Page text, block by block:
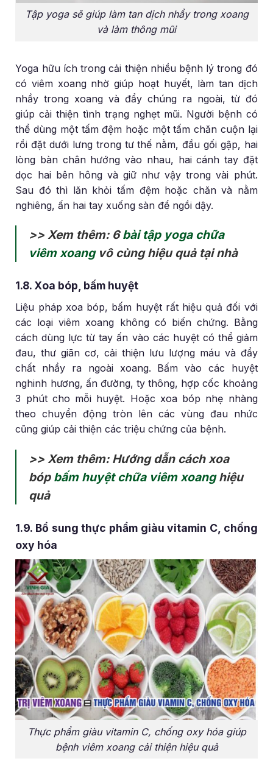
Tập yoga sẽ giúp làm tan dịch nhầy trong xoang
và làm thông mũi
Yoga hữu ích trong cải thiện nhiều bệnh lý trong đó
có viêm xoang nhờ giúp hoạt huyết, làm tan dịch
nhầy trong xoang và đẩy chúng ra ngoài, từ đó
giúp cải thiện tình trạng nghẹt mũi. Người bệnh có
thể dùng một tấm đệm hoặc một tấm chăn cuộn lại
rồi đặt dưới lưng trong tư thế nằm, đầu gối gập, hai
lòng bàn chân hướng vào nhau, hai cánh tay đặt
dọc hai bên hông và giữ như vậy trong vài phút.
Sau đó thì lăn khỏi tấm đệm hoặc chăn và nằm
nghiêng, ấn hai tay xuống sàn để ngồi dậy.
>> Xem thêm: 6bài tập yoga chữa
viêm xoangvô cùng hiệu quả tại nhà
1.8. Xoa bóp, bấm huyệt
Liệu pháp xoa bóp, bấm huyệt rất hiệu quả đối với
các loại viêm xoang không có biến chứng. Bằng
cách dùng lực từ tay ấn vào các huyệt có thể giảm
đau, thư giãn cơ, cải thiện lưu lượng máu và đẩy
chất nhầy ra ngoài xoang. Bấm vào các huyệt
nghinh hương, ấn đường, ty thông, hợp cốc khoảng
3 phút cho mỗi huyệt. Hoặc xoa bóp nhẹ nhàng
theo chuyển động tròn lên các vùng đau nhức
cũng giúp cải thiện các triệu chứng của bệnh.
>> Xem thêm: Hướng dẫn cách xoa
bóp bấm huyệt chữa viêm xoanghiệu
quả
1.9. Bổ sung thực phẩm giàu vitamin C, chống
oxy hóa
Thực phẩm giàu vitamin C, chống oxy hóa giúp
bệnh viêm xoang cải thiện hiệu quả